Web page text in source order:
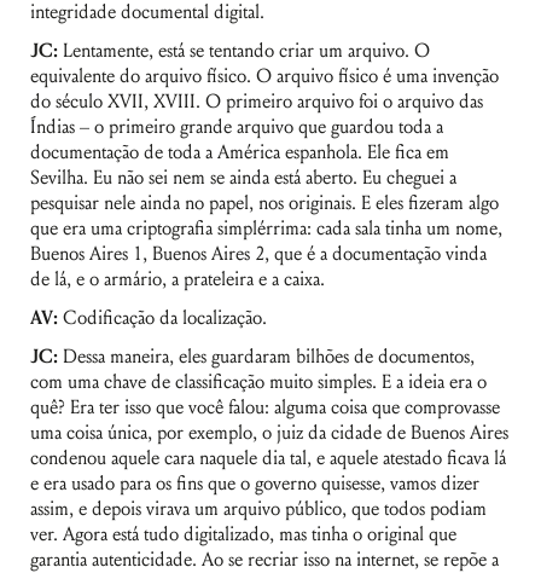
integridade documental digital.
JC: Lentamente, está se tentando criar um arquivo. O
equivalente do arquivo físico. O arquivo físico é uma invenção
do século XVII, XVIII. O primeiro arquivo foi o arquivo das
Índias – o primeiro grande arquivo que guardou toda a
documentação de toda a América espanhola. Ele fica em
Sevilha. Eu não sei nem se ainda está aberto. Eu cheguei a
pesquisar nele ainda no papel, nos originais. E eles fizeram algo
que era uma criptografia simplérrima: cada sala tinha um nome,
Buenos Aires 1, Buenos Aires 2, que é a documentação vinda
de lá, e o armário, a prateleira e a caixa.
AV: Codificação da localização.
JC: Dessa maneira, eles guardaram bilhões de documentos,
com uma chave de classificação muito simples. E a ideia era o
quê? Era ter isso que você falou: alguma coisa que comprovasse
uma coisa única, por exemplo, o juiz da cidade de Buenos Aires
condenou aquele cara naquele dia tal, e aquele atestado ficava lá
e era usado para os fins que o governo quisesse, vamos dizer
assim, e depois virava um arquivo público, que todos podiam
ver. Agora está tudo digitalizado, mas tinha o original que
garantia autenticidade. Ao se recriar isso na internet, se repõe a